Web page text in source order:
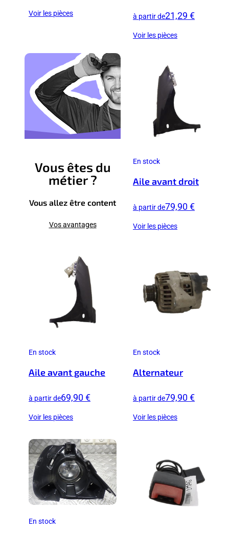
Voir les pièces à partir de21,29 €
Voir les pièces
Vous êtes du
métier ?
Vous allez être content
Vos avantages
En stock
Aile avant droit
à partir de79,90 €
Voir les pièces
En stock
Aile avant gauche
à partir de69,90 €
Voir les pièces
En stock
Alternateur
à partir de79,90 €
Voir les pièces
En stock